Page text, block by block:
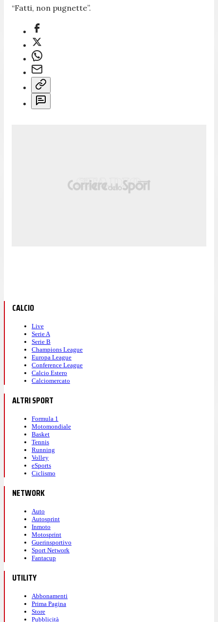
“Fatti, non pugnette”.
CALCIO
Live
Serie A
Serie B
Champions League
Europa League
Conference League
Calcio Estero
Calciomercato
ALTRI SPORT
Formula 1
Motomondiale
Basket
Tennis
Running
Volley
eSports
Ciclismo
NETWORK
Auto
Autosprint
Inmoto
Motosprint
Guerinsportivo
Sport Network
Fantacup
UTILITY
Abbonamenti
Prima Pagina
Store
Pubblicità